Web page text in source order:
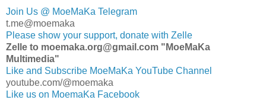
Join Us @ MoeMaKa Telegram
t.me@moemaka
Please show your support, donate with Zelle
Zelle to moemaka.org@gmail.com "MoeMaKa
Multimedia"
Like and Subscribe MoeMaKa YouTube Channel
youtube.com/@moemaka
Like us on MoemaKa Facebook